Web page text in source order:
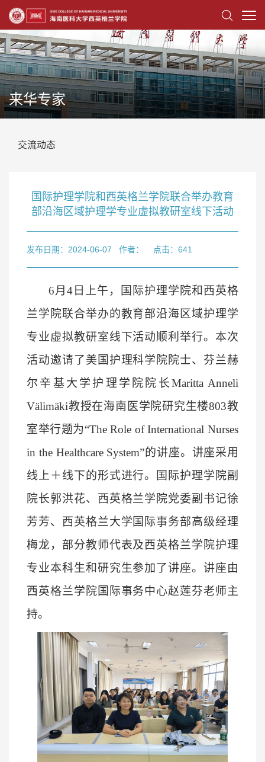
来华专家
交流动态
国际护理学院和西英格兰学院联合举办教育
部沿海区域护理学专业虚拟教研室线下活动
发布日期：2024-06-07 作者： 点击： 641
6月4日上午，国际护理学院和西英格
兰学院联合举办的教育部沿海区域护理学
专业虚拟教研室线下活动顺利举行。本次
活动邀请了美国护理科学院院士、 芬兰赫
尔辛基大学护理学院院长Maritta Anneli
Välimäki教授在海南医学院研究生楼803教
室举行题为“The Role of International Nurses
in the Healthcare System”的讲座。讲座采用
线上＋线下的形式进行。国际护理学院副
院长郭洪花、西英格兰学院党委副书记徐
芳芳、西英格兰大学国际事务部高级经理
梅龙，部分教师代表及西英格兰学院护理
专业本科生和研究生参加了讲座。讲座由
西英格兰学院国际事务中心赵莲芬老师主
持。